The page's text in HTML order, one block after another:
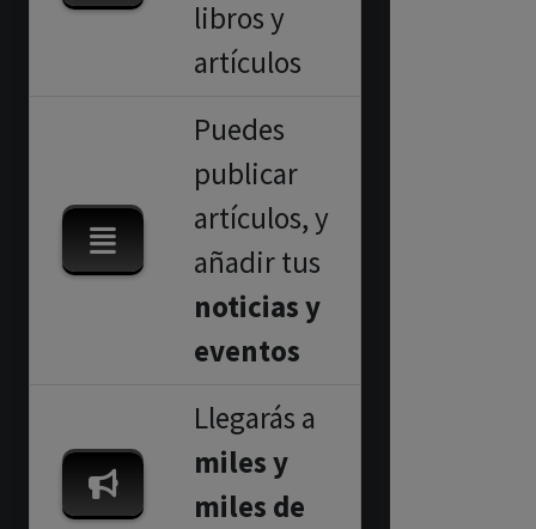
libros y
artículos
Puedes
publicar
artículos, y
añadir tus
noticias y
eventos
Llegarás a
miles y
miles de